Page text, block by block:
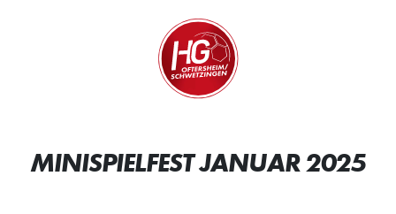
Zur Startseite
MINISPIELFEST JANUAR 2025